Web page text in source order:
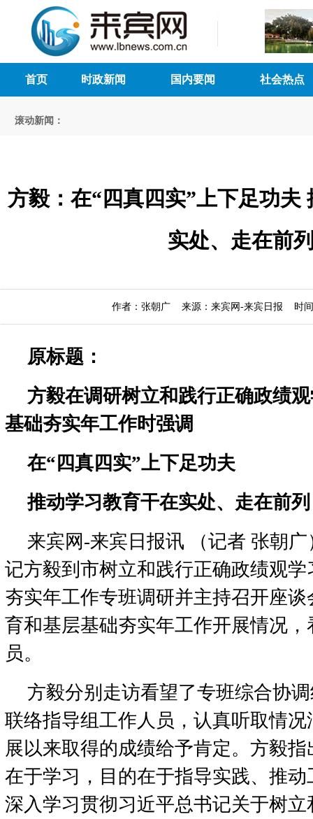
首页 时政新闻 国内要闻 社会热点
滚动新闻：
方毅：在“四真四实”上下足功夫
实处、走在前
作者：张朝广 来源：来宾网-来宾日报 时间
原标题：
方毅在调研树立和践行正确政绩
基础夯实年工作时强调
在“四真四实”上下足功夫
推动学习教育干在实处、走在前列
来宾网-来宾日报讯 （记者 张朝
记方毅到市树立和践行正确政绩观
夯实年工作专班调研并主持召开座
育和基层基础夯实年工作开展情况
员。
方毅分别走访看望了专班综合协
联络指导组工作人员，认真听取情
展以来取得的成绩给予肯定。方毅
在于学习，目的在于指导实践、推
深入学习贯彻习近平总书记关于树